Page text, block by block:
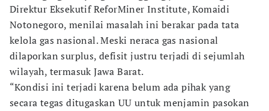
Direktur Eksekutif ReforMiner Institute, Komaidi
Notonegoro, menilai masalah ini berakar pada tata
kelola gas nasional. Meski neraca gas nasional
dilaporkan surplus, defisit justru terjadi di sejumlah
wilayah, termasuk Jawa Barat.
“Kondisi ini terjadi karena belum ada pihak yang
secara tegas ditugaskan UU untuk menjamin pasokan